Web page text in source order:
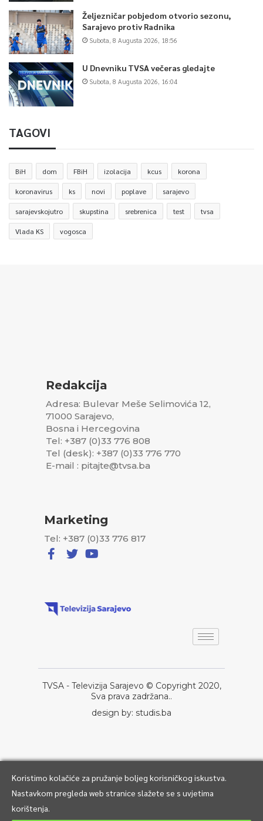
Željezničar pobjedom otvorio sezonu,
Sarajevo protiv Radnika
Subota, 8 Augusta 2026, 18:56
U Dnevniku TVSA večeras gledajte
Subota, 8 Augusta 2026, 16:04
TAGOVI
BiH dom FBiH izolacija kcus korona
koronavirus ks novi poplave sarajevo
sarajevskojutro skupstina srebrenica test tvsa
Vlada KS vogosca
Redakcija
Adresa: Bulevar Meše Selimovića 12,
71000 Sarajevo,
Bosna i Hercegovina
Tel: +387 (0)33 776 808
Tel (desk): +387 (0)33 776 770
E-mail : pitajte@tvsa.ba
Marketing
Tel: +387 (0)33 776 817
TVSA - Televizija Sarajevo © Copyright 2020,
Sva prava zadržana..
design by: studis.ba
Koristimo kolačiće za pružanje boljeg korisničkog iskustva.
Nastavkom pregleda web stranice slažete se s uvjetima
korištenja.